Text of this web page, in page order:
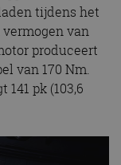
tijdens het
van
produceert
van 170 Nm.
pk (103,6